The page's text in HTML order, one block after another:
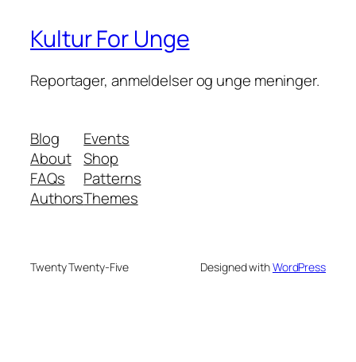
Kultur For Unge
Reportager, anmeldelser og unge meninger.
Blog
About
FAQs
Authors
Events
Shop
Patterns
Themes
Twenty Twenty-Five Designed withWordPress